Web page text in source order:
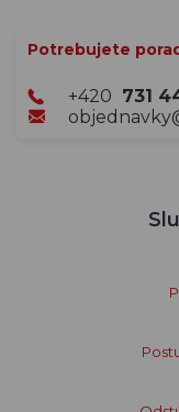
Potrebujete
+420 731